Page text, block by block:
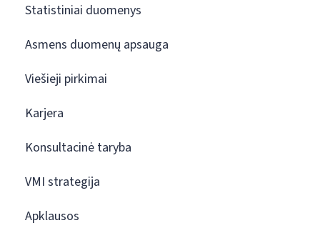
Statistiniai duomenys
Asmens duomenų apsauga
Viešieji pirkimai
Karjera
Konsultacinė taryba
VMI strategija
Apklausos